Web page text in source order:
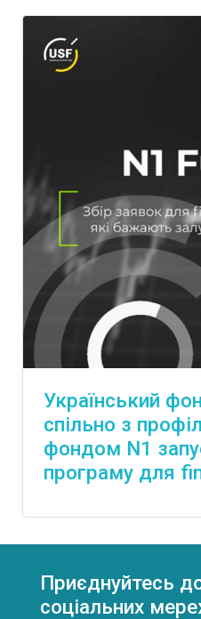
Український
спільно з
фондом N1
програму для
Приєднуйтесь
соціальних